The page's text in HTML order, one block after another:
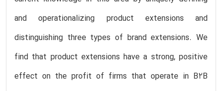
and operationalizing product extensions and
distinguishing three types of brand extensions. We
find that product extensions have a strong, positive
effect on the profit of firms that operate in B2B